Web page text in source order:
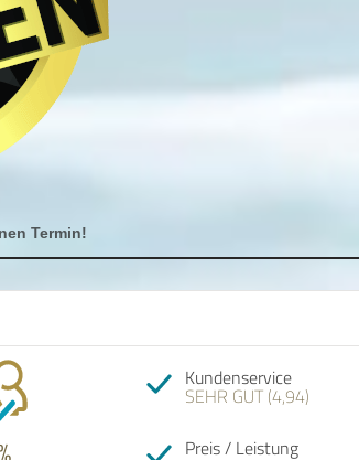
Termin!
Kundenservice
SEHR GUT (4,94)
Preis / Leistung